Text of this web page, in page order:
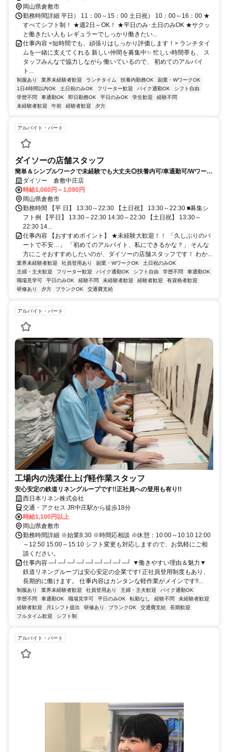
岡山県倉敷市
勤務時間詳細 平日） 11：00～15：00 土日祝） 10：00～16：00 ★
すべてシフト制！ ★週2日～OK！ ★平日のみ･土日のみOK ★サクッ
と働きたい人も レギュラーでしっかり働きたい...
仕事内容 <短時間でも、頑張りはしっかり評価します！> ランチタイ
ムを一緒に支えてくれる 新しい仲間を募集中✨ 忙しい時間帯も、 ス
タッフみんなで協力しながら 働いているので、 初めてのアルバイ
ト...
制服あり 業界未経験者歓迎 ランチタイム 扶養内勤務OK
副業・WワークOK
1日4時間以内OK
土日祝のみOK フリーター歓迎 バイク通勤OK
シフト自由
学歴不問
車通勤OK 即日勤務OK 平日のみOK 学生歓迎
経験不問
未経験者歓迎
午前 経験者歓迎 夕方
アルバイト・パート
ダイソーの店舗スタッフ
簡単＆シンプルワークで未経験でも大丈夫◎扶養内可/車通勤可/Wワーク
可/短時間可/学生さん歓迎/交通費規程支給/制服支給
ダイソー 倉敷中庄店
時給1,060円～1,090円
岡山県倉敷市
勤務時間 【平 日】 13:30～22:30 【土日祝】 13:30～22:30 ■募集シ
フト例 【平日】 13:30～22:30 14:30～22:30 【土日祝】 13:30～
22:30 14...
仕事内容 【おすすめポイント】 ★未経験大歓迎！！ 「久しぶりのパ
ートで不安…」 「初めてのアルバイト、私にできるかな？」 そんな
方にこそおすすめしたいのが、ダイソーの店舗スタッフです！ わか...
業界未経験者歓迎 社員登用あり 副業・WワークOK
土日祝のみOK
主婦・主夫歓迎
フリーター歓迎 バイク通勤OK シフト自由 学歴不問
車通勤OK
職場見学可
平日のみOK 経験不問 未経験者歓迎 経験者歓迎
有資格者歓迎
研修あり
夕方 ブランクOK 交通費支給
アルバイト・パート
工場内の洗濯仕上げ軽作業スタッフ
安心安定の鉄道リネングループです!!正社員への登用も有り!!
西日本リネン株式会社
交通・アクセス JR中庄駅から徒歩18分
時給1,100円以上
岡山県倉敷市
勤務時間詳細 ※始業8:30 ※時間応相談 ※休憩：10:00～10:10 12:00
～12:50 15:00～15:10 シフト変更も対応しますので、お気軽にご相
談ください。
仕事内容 ─┘─┘─┘─┘─┘─┘─┘─┘─┘ ▼働きやすい理由＆魅力▼
鉄道リネングループは安心安定の企業です! 正社員登用制度もあり、
長期的に働けます。 仕事内容はカンタンな軽作業がメインです!!...
制服あり 業界未経験者歓迎 社員登用あり 主婦・主夫歓迎
バイク通勤OK
学歴不問
車通勤OK 職場見学可 平日のみOK 転勤なし 経験不問
未経験者歓迎
経験者歓迎
月1シフト提出 研修あり ブランクOK 交通費支給
長期歓迎
フルタイム歓迎
シフト制
アルバイト・パート